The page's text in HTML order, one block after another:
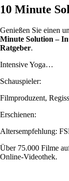
10 Minute
Genießen Sie einen
Minute Solution –
Ratgeber.
Intensive Yoga…
Schauspieler:
Filmproduzent,
Erschienen:
Altersempfehlung:
Über 75.000 Filme
Online-Videothek.